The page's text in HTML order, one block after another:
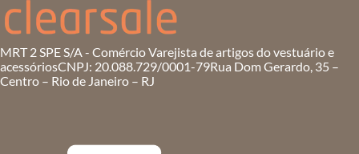
MRT 2 SPE S/A - Comércio Varejista de artigos do vestuário e
acessóriosCNPJ: 20.088.729/0001-79Rua Dom Gerardo, 35 –
Centro – Rio de Janeiro – RJ